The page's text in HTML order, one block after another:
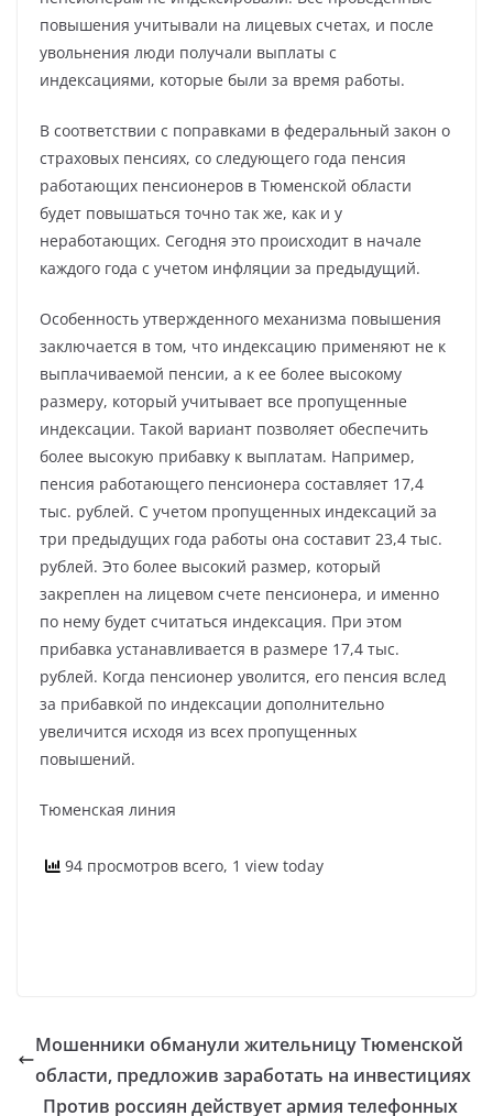
повышения учитывали на лицевых счетах, и после
увольнения люди получали выплаты с
индексациями, которые были за время работы.
В соответствии с поправками в федеральный закон о
страховых пенсиях, со следующего года пенсия
работающих пенсионеров в Тюменской области
будет повышаться точно так же, как и у
неработающих. Сегодня это происходит в начале
каждого года с учетом инфляции за предыдущий.
Особенность утвержденного механизма повышения
заключается в том, что индексацию применяют не к
выплачиваемой пенсии, а к ее более высокому
размеру, который учитывает все пропущенные
индексации. Такой вариант позволяет обеспечить
более высокую прибавку к выплатам. Например,
пенсия работающего пенсионера составляет 17,4
тыс. рублей. С учетом пропущенных индексаций за
три предыдущих года работы она составит 23,4 тыс.
рублей. Это более высокий размер, который
закреплен на лицевом счете пенсионера, и именно
по нему будет считаться индексация. При этом
прибавка устанавливается в размере 17,4 тыс.
рублей. Когда пенсионер уволится, его пенсия вслед
за прибавкой по индексации дополнительно
увеличится исходя из всех пропущенных
повышений.
Тюменская линия
94 просмотров всего, 1 view today
Мошенники обманули жительницу Тюменской
области, предложив заработать на инвестициях
Против россиян действует армия телефонных